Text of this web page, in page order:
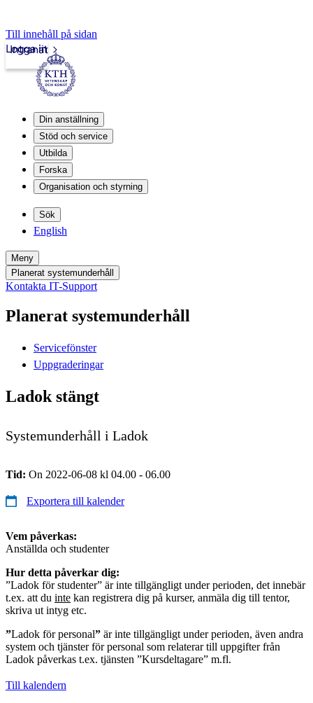
Till innehåll på sidan
Intranät
Logga in
Din anställning
Stöd och service
Utbilda
Forska
Organisation och styrning
Sök
English
Meny
Planerat systemunderhåll
Kontakta IT-Support
Planerat systemunderhåll
Servicefönster
Uppgraderingar
Ladok stängt
Systemunderhåll i Ladok
Tid: On 2022-06-08 kl 04.00 - 06.00
Exportera till kalender
Vem påverkas:
Anställda och studenter
Hur detta påverkar dig:
”Ladok för studenter” är inte tillgängligt under perioden, det innebär
t.ex. att du inte kan registrera dig på kurser, anmäla dig till tentor,
skriva ut intyg etc.
”Ladok för personal” är inte tillgängligt under perioden, även andra
system och tjänster för personal som relaterar till uppgifter från
Ladok påverkas t.ex. tjänsten ”Kursdeltagare” m.fl.
Till kalendern